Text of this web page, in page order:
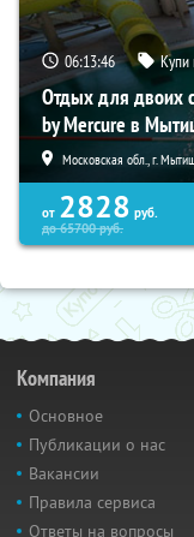
06:13:45
Отдых для двоих
by Mercure в
Московская обл., г.
от 2828 руб.
до65700руб.
Компания
Основное
Публикации о нас
Вакансии
Правила сервиса
Ответы на вопросы